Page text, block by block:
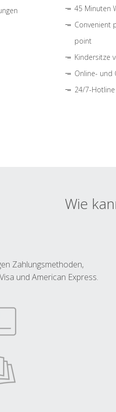
45 Minuten
Convenient
point
Kindersitze
Online- und
24/7-Hotline
Wie
Zahlungsmethoden,
und American Express.